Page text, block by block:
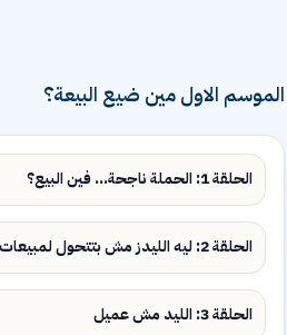
الموسم الاول مين ضيع البيعة؟
الحلقة 1: الحملة ناجحة... فين البيع؟
الحلقة 2: ليه الليدز مش بتتحول لمبيعات؟
الحلقة 3: الليد مش عميل